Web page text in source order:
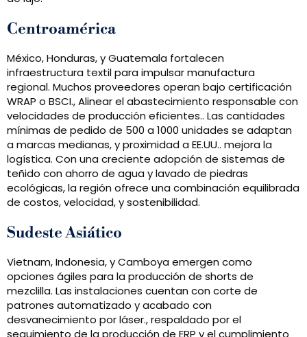
Centroamérica
México, Honduras, y Guatemala fortalecen
infraestructura textil para impulsar manufactura
regional. Muchos proveedores operan bajo certificación
WRAP o BSCI., Alinear el abastecimiento responsable con
velocidades de producción eficientes.. Las cantidades
mínimas de pedido de 500 a 1000 unidades se adaptan
a marcas medianas, y proximidad a EE.UU.. mejora la
logística. Con una creciente adopción de sistemas de
teñido con ahorro de agua y lavado de piedras
ecológicas, la región ofrece una combinación equilibrada
de costos, velocidad, y sostenibilidad.
Sudeste Asiático
Vietnam, Indonesia, y Camboya emergen como
opciones ágiles para la producción de shorts de
mezclilla. Las instalaciones cuentan con corte de
patrones automatizado y acabado con
desvanecimiento por láser., respaldado por el
seguimiento de la producción de ERP y el cumplimiento